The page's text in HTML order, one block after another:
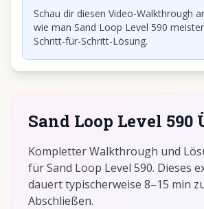
Schau dir diesen Video-Walkthrough
wie man Sand Loop Level 590
Schritt-für-Schritt-Lösung.
Sand Loop Level 590
Kompletter Walkthrough und
für Sand Loop Level 590. Dieses
dauert typischerweise 8–15 min
Abschließen.